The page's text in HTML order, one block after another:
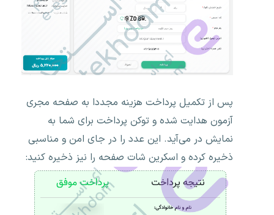
پس از تکمیل پرداخت هزینه مجددا به صفحه مجری
آزمون هدایت شده و توکن پرداخت برای شما به
نمایش در می‌آید. این عدد را در جای امن و مناسبی
ذخیره کرده و اسکرین شات صفحه را نیز ذخیره کنید: